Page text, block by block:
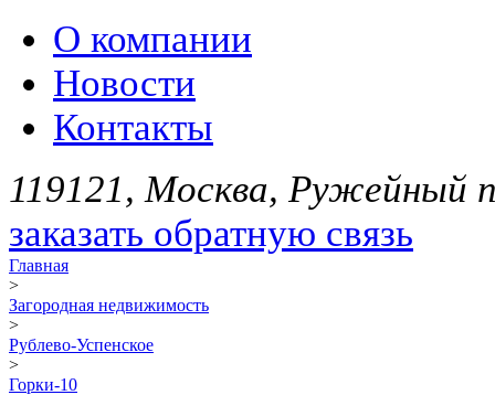
О компании
Новости
Контакты
119121, Москва, Ружейный
заказать обратную связь
Главная
>
Загородная недвижимость
>
Рублево-Успенское
>
Горки-10